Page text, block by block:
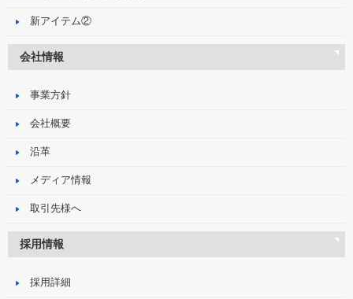
新アイテム②
会社情報
事業方針
会社概要
沿革
メディア情報
取引先様へ
採用情報
採用詳細